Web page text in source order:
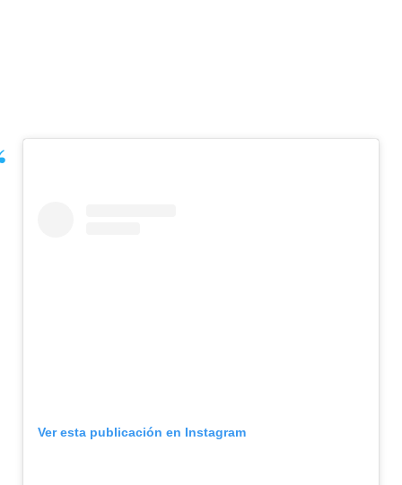
Ver esta publicación en Instagram